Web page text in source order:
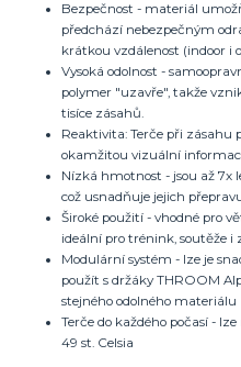
Bezpečnost - materiál
předchází nebezpečným
krátkou vzdálenost (indoor i
Vysoká odolnost -
polymer "uzavře", takže
tisíce zásahů.
Reaktivita: Terče při zásahu
okamžitou vizuální
Nízká hmotnost - jsou až 7x
což usnadňuje jejich
Široké použití - vhodné pro
ideální pro trénink, soutěže i
Modulární systém - lze je
použít s držáky THROOM
stejného odolného materiálu
Terče do každého počasí -
49 st. Celsia